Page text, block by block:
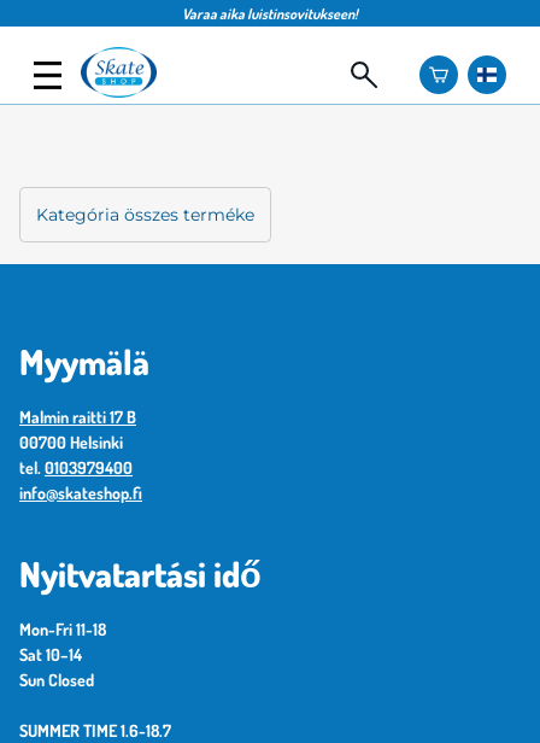
Varaa aika luistinsovitukseen!
Kategória összes terméke
Myymälä
Malmin raitti 17 B
00700 Helsinki
tel. 0103979400
info@skateshop.fi
Nyitvatartási idő
Mon-Fri 11-18
Sat 10–14
Sun Closed
SUMMER TIME 1.6-18.7